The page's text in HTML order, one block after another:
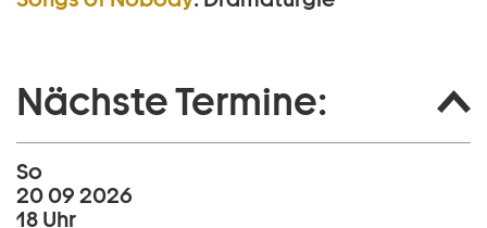
Nächste Termine:
So
20 09 2026
18 Uhr